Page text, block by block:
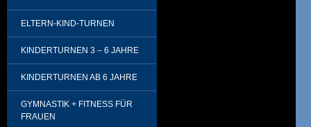
ELTERN-KIND-TURNEN
KINDERTURNEN 3 – 6 JAHRE
KINDERTURNEN AB 6 JAHRE
GYMNASTIK + FITNESS FÜR
FRAUEN